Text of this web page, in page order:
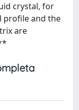
crystal, for
profile and the
are